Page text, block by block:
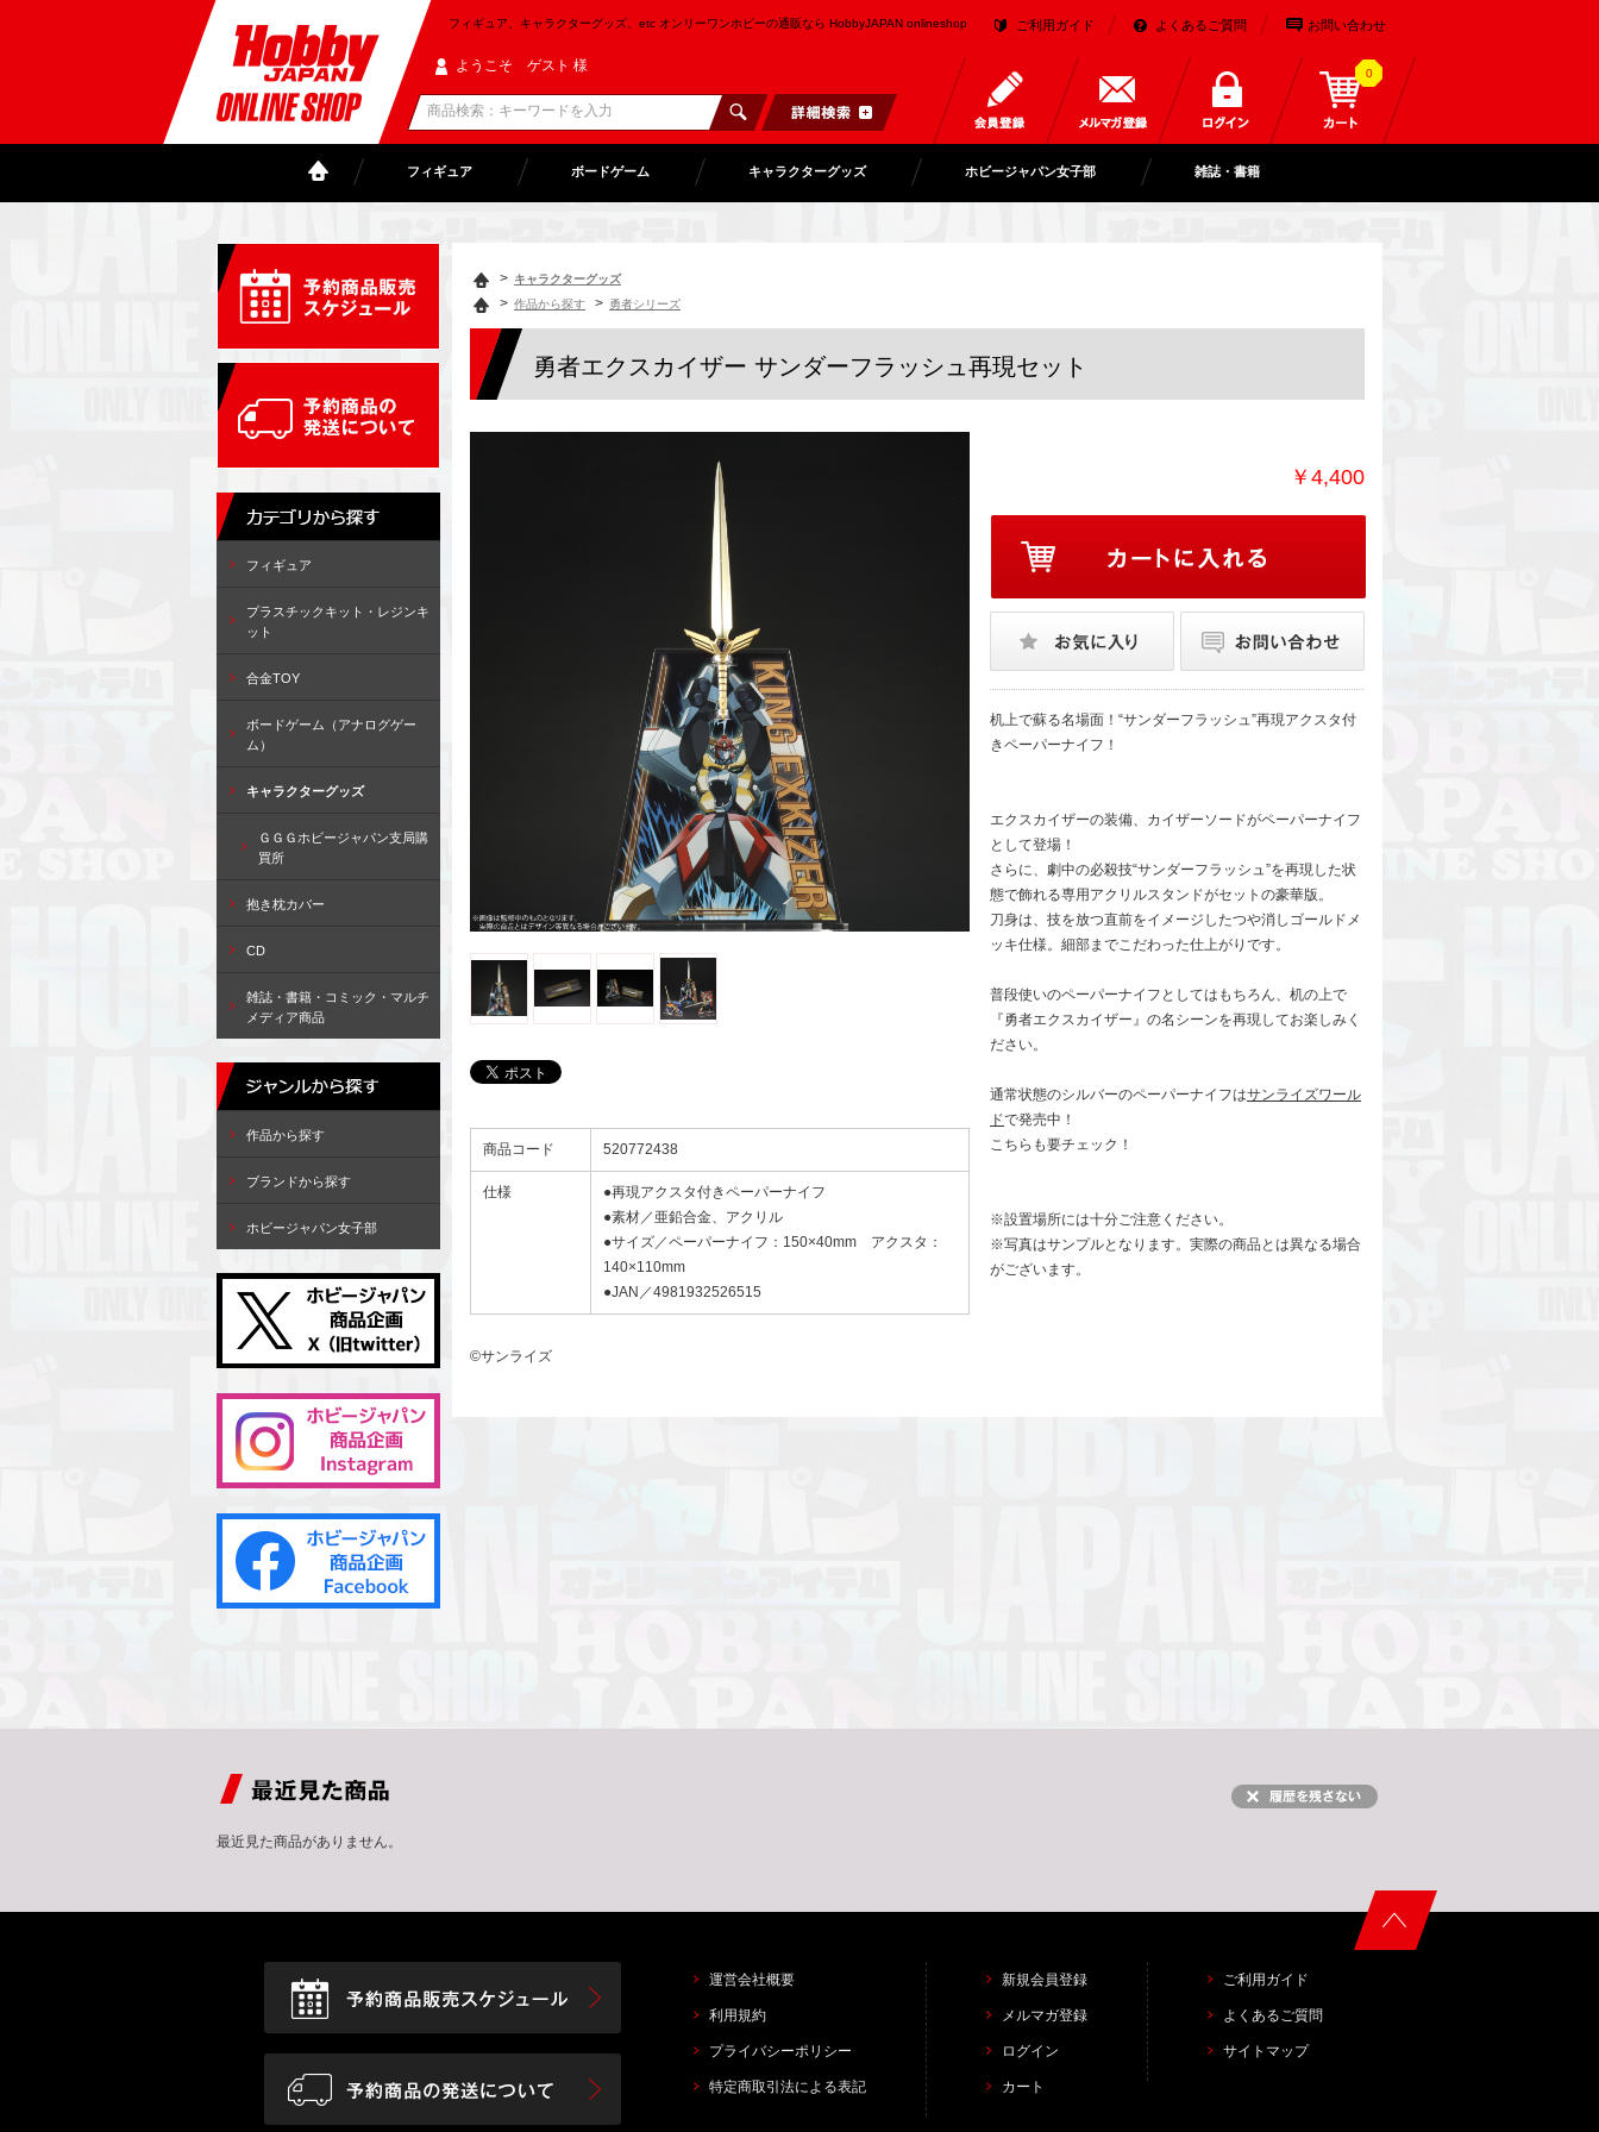
フィギュア、キャラクターグッズ、etc オンリーワンホビーの通販なら HobbyJAPAN onlineshop ご利用ガイド よくあるご質問 お問い合わせ
ようこそ ゲスト 様 0
フィギュア ボードゲーム キャラクターグッズ ホビージャパン女子部 雑誌・書籍
> キャラクターグッズ
> 作品から探す > 勇者シリーズ
勇者エクスカイザー サンダーフラッシュ再現セット
商品コード 520772438
仕様
●再現アクスタ付きペーパーナイフ
●素材／亜鉛合金、アクリル
●サイズ／ペーパーナイフ：150×40mm アクスタ：
140×110mm
●JAN／4981932526515
￥4,400
机上で蘇る名場面！“サンダーフラッシュ”再現アクスタ付
きペーパーナイフ！
エクスカイザーの装備、カイザーソードがペーパーナイフ
として登場！
さらに、劇中の必殺技“サンダーフラッシュ”を再現した状
態で飾れる専用アクリルスタンドがセットの豪華版。
刀身は、技を放つ直前をイメージしたつや消しゴールドメ
ッキ仕様。細部までこだわった仕上がりです。
普段使いのペーパーナイフとしてはもちろん、机の上で
『勇者エクスカイザー』の名シーンを再現してお楽しみく
ださい。
通常状態のシルバーのペーパーナイフはサンライズワール
ドで発売中！
こちらも要チェック！
※設置場所には十分ご注意ください。
※写真はサンプルとなります。実際の商品とは異なる場合
がございます。
©サンライズ
フィギュア
プラスチックキット・レジンキ
ット
合金TOY
ボードゲーム（アナログゲー
ム）
キャラクターグッズ
ＧＧＧホビージャパン支局購
買所
抱き枕カバー
CD
雑誌・書籍・コミック・マルチ
メディア商品
作品から探す
ブランドから探す
ホビージャパン女子部
最近見た商品がありません。
運営会社概要
利用規約
プライバシーポリシー
特定商取引法による表記
新規会員登録
メルマガ登録
ログイン
カート
ご利用ガイド
よくあるご質問
サイトマップ